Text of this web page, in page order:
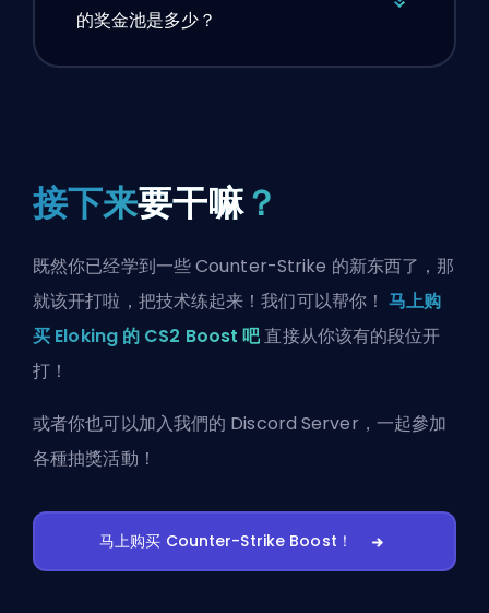
的奖金池是多少？
接下来要干嘛？
既然你已经学到一些 Counter-Strike 的新东西了，那
就该开打啦，把技术练起来！我们可以帮你！马上购
买 Eloking 的 CS2 Boost 吧直接从你该有的段位开
打！
或者你也可以加入我們的 Discord Server ，一起參加
各種抽獎活動！
马上购买 Counter-Strike Boost！